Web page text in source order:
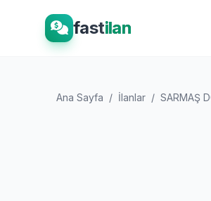
fastilan
Ana Sayfa / İlanlar / SARMAŞ